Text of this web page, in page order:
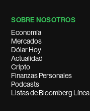
SOBRE NOSOTROS
Economía
Mercados
Dólar Hoy
Actualidad
Cripto
Finanzas Personales
Podcasts
Listas de Bloomberg Línea